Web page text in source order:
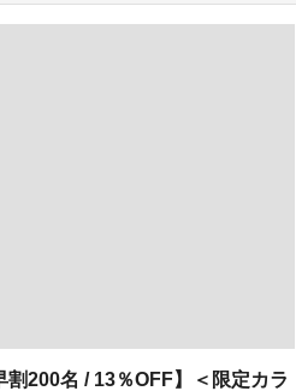
割200名 / 13％OFF】＜限定カラ